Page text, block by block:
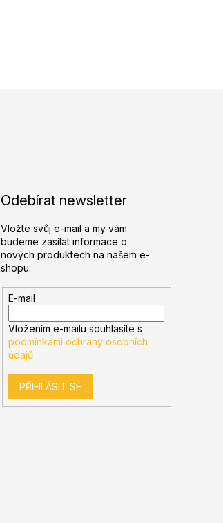
Odebírat newsletter
Vložte svůj e-mail a my vám
budeme zasílat informace o
nových produktech na našem e-
shopu.
E-mail
Vložením e-mailu souhlasíte s
podmínkami ochrany osobních
údajů
PŘIHLÁSIT SE